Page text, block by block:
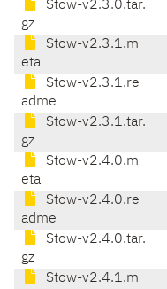
Stow-v2.3.0.tar.
gz
Stow-v2.3.1.m
eta
Stow-v2.3.1.re
adme
Stow-v2.3.1.tar.
gz
Stow-v2.4.0.m
eta
Stow-v2.4.0.re
adme
Stow-v2.4.0.tar.
gz
Stow-v2.4.1.m